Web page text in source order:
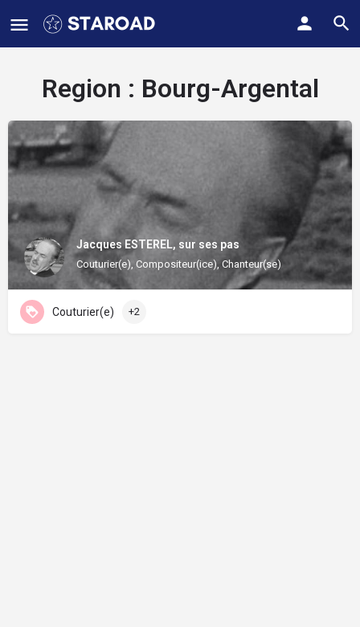
Region : Bourg-Argental
Jacques ESTEREL, sur ses pas
Couturier(e), Compositeur(ice), Chanteur(se)
Couturier(e) +2